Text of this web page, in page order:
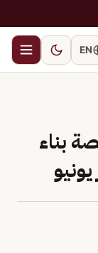
EN
تُصدر 232 رخصة بناء